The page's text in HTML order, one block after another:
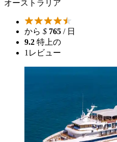
オーストラリア
から $ 765 / 日
9.2 特上の
1 レビュー